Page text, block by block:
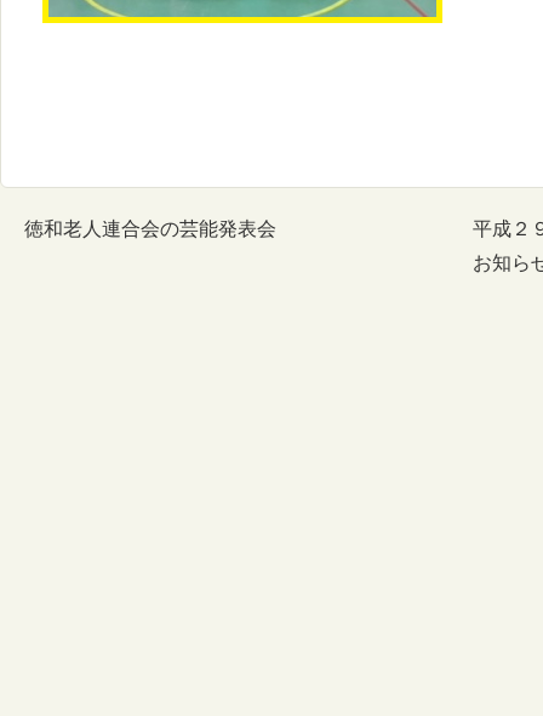
徳和老人連合会の芸能発表会
平成２
お知ら